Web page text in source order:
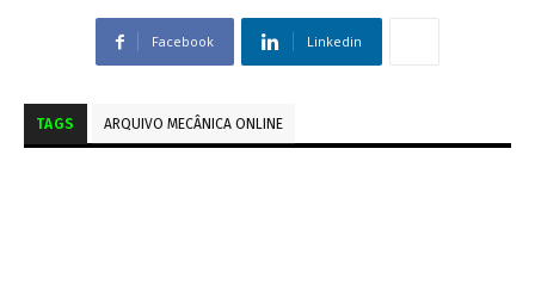
Facebook Linkedin
TAGS ARQUIVO MECÂNICA ONLINE